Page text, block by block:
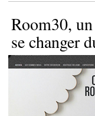
Room30,
se changer